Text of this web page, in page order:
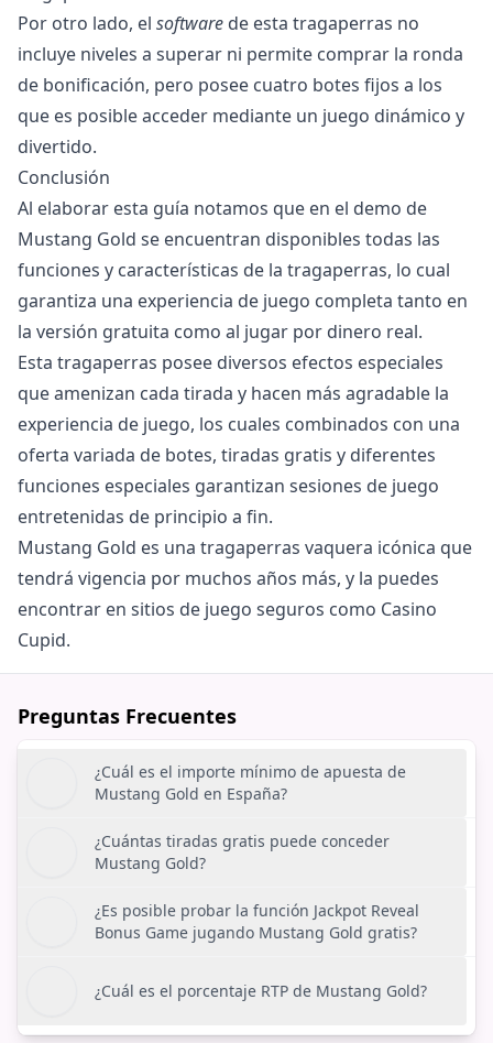
Por otro lado, el software de esta tragaperras no
incluye niveles a superar ni permite comprar la ronda
de bonificación, pero posee cuatro botes fijos a los
que es posible acceder mediante un juego dinámico y
divertido.
Conclusión
Al elaborar esta guía notamos que en el demo de
Mustang Gold se encuentran disponibles todas las
funciones y características de la tragaperras, lo cual
garantiza una experiencia de juego completa tanto en
la versión gratuita como al jugar por dinero real.
Esta tragaperras posee diversos efectos especiales
que amenizan cada tirada y hacen más agradable la
experiencia de juego, los cuales combinados con una
oferta variada de botes, tiradas gratis y diferentes
funciones especiales garantizan sesiones de juego
entretenidas de principio a fin.
Mustang Gold es una tragaperras vaquera icónica que
tendrá vigencia por muchos años más, y la puedes
encontrar en sitios de juego seguros como Casino
Cupid.
Preguntas Frecuentes
¿Cuál es el importe mínimo de apuesta de
Mustang Gold en España?
¿Cuántas tiradas gratis puede conceder
Mustang Gold?
¿Es posible probar la función Jackpot Reveal
Bonus Game jugando Mustang Gold gratis?
¿Cuál es el porcentaje RTP de Mustang Gold?